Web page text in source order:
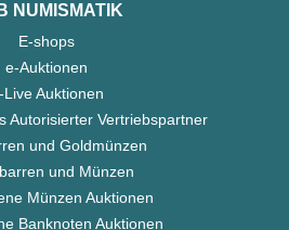
NUMISMATIK
E-shops
e-Auktionen
Live Auktionen
Autorisierter Vertriebspartner
und Goldmünzen
und Münzen
Münzen Auktionen
Banknoten Auktionen